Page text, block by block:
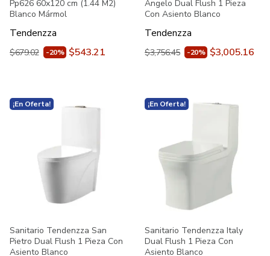
Pp626 60x120 cm (1.44 M2)
Blanco Mármol
Tendenzza
$679.02 -20% $543.21
Angelo Dual Flush 1 Pieza
Con Asiento Blanco
Tendenzza
$3,756.45 -20% $3,005.16
¡En Oferta!
Sanitario Tendenzza San
Pietro Dual Flush 1 Pieza Con
Asiento Blanco
¡En Oferta!
Sanitario Tendenzza Italy
Dual Flush 1 Pieza Con
Asiento Blanco